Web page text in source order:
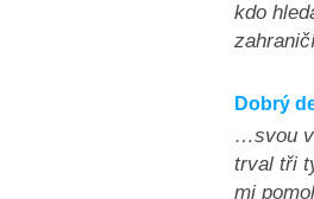
kdo
Dobrý
…svou
trval tři
mi